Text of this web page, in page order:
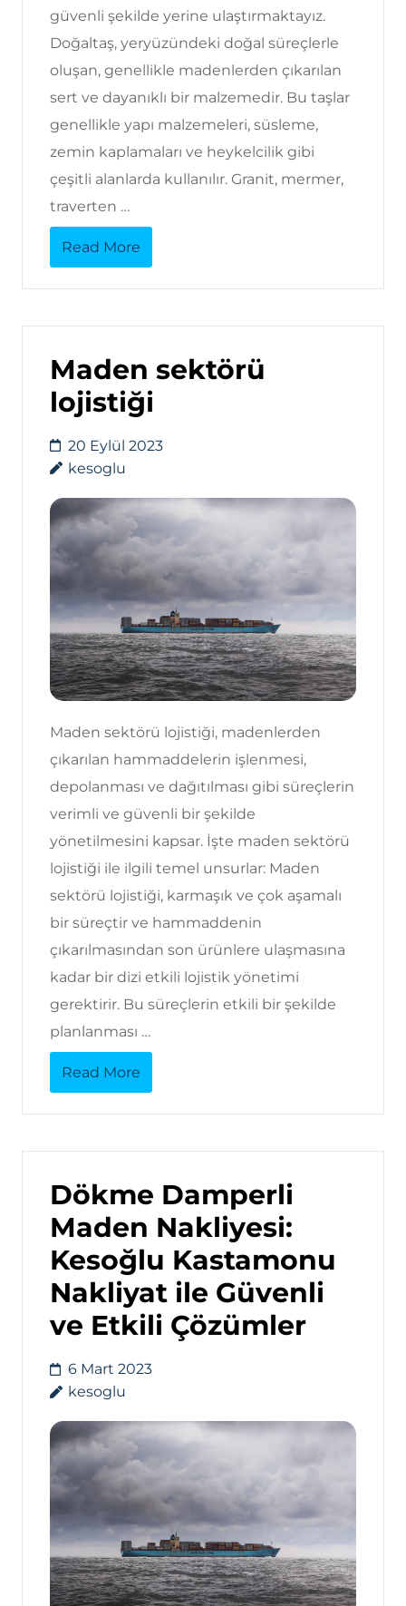
güvenli şekilde yerine ulaştırmaktayız.
Doğaltaş, yeryüzündeki doğal süreçlerle
oluşan, genellikle madenlerden çıkarılan
sert ve dayanıklı bir malzemedir. Bu taşlar
genellikle yapı malzemeleri, süsleme,
zemin kaplamaları ve heykelcilik gibi
çeşitli alanlarda kullanılır. Granit, mermer,
traverten …
Read More
Maden sektörü
lojistiği
20 Eylül 2023
kesoglu
Maden sektörü lojistiği, madenlerden
çıkarılan hammaddelerin işlenmesi,
depolanması ve dağıtılması gibi süreçlerin
verimli ve güvenli bir şekilde
yönetilmesini kapsar. İşte maden sektörü
lojistiği ile ilgili temel unsurlar: Maden
sektörü lojistiği, karmaşık ve çok aşamalı
bir süreçtir ve hammaddenin
çıkarılmasından son ürünlere ulaşmasına
kadar bir dizi etkili lojistik yönetimi
gerektirir. Bu süreçlerin etkili bir şekilde
planlanması …
Read More
Dökme Damperli
Maden Nakliyesi:
Kesoğlu Kastamonu
Nakliyat ile Güvenli
ve Etkili Çözümler
6 Mart 2023
kesoglu